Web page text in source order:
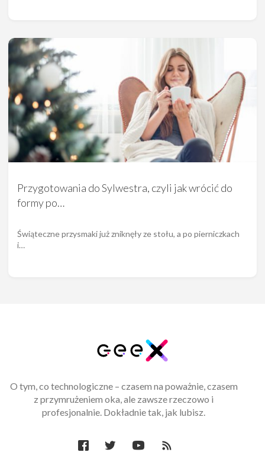
Przygotowania do Sylwestra, czyli jak wrócić do
formy po…
Świąteczne przysmaki już zniknęły ze stołu, a po pierniczkach
i…
O tym, co technologiczne – czasem na poważnie, czasem
z przymrużeniem oka, ale zawsze rzeczowo i
profesjonalnie. Dokładnie tak, jak lubisz.